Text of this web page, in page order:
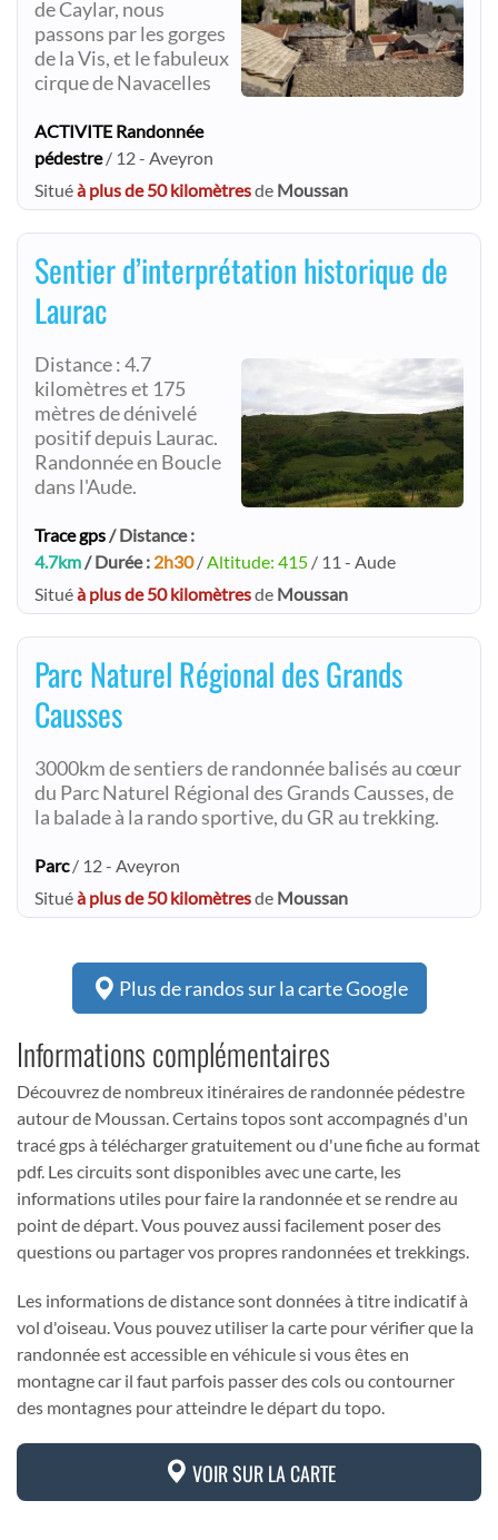
de Caylar, nous
passons par les gorges
de la Vis, et le fabuleux
cirque de Navacelles
ACTIVITE Randonnée
pédestre/ 12 - Aveyron
Situéà plus de 50 kilomètresde Moussan
Sentier d’interprétation historique de
Laurac
Distance : 4.7
kilomètres et 175
mètres de dénivelé
positif depuis Laurac.
Randonnée en Boucle
dans l'Aude.
Trace gps/ Distance :
4.7km/ Durée : 2h30/Altitude: 415 / 11 - Aude
Situéà plus de 50 kilomètresde Moussan
Parc Naturel Régional des Grands
Causses
3000km de sentiers de randonnée balisés au cœur
du Parc Naturel Régional des Grands Causses, de
la balade à la rando sportive, du GR au trekking.
Parc/ 12 - Aveyron
Situéà plus de 50 kilomètresde Moussan
Plus de randos sur la carte Google
Informations complémentaires
Découvrez de nombreux itinéraires de randonnée pédestre
autour de Moussan. Certains topos sont accompagnés d'un
tracé gps à télécharger gratuitement ou d'une fiche au format
pdf. Les circuits sont disponibles avec une carte, les
informations utiles pour faire la randonnée et se rendre au
point de départ. Vous pouvez aussi facilement poser des
questions ou partager vos propres randonnées et trekkings.
Les informations de distance sont données à titre indicatif à
vol d'oiseau. Vous pouvez utiliser la carte pour vérifier que la
randonnée est accessible en véhicule si vous êtes en
montagne car il faut parfois passer des cols ou contourner
des montagnes pour atteindre le départ du topo.
VOIR SUR LA CARTE